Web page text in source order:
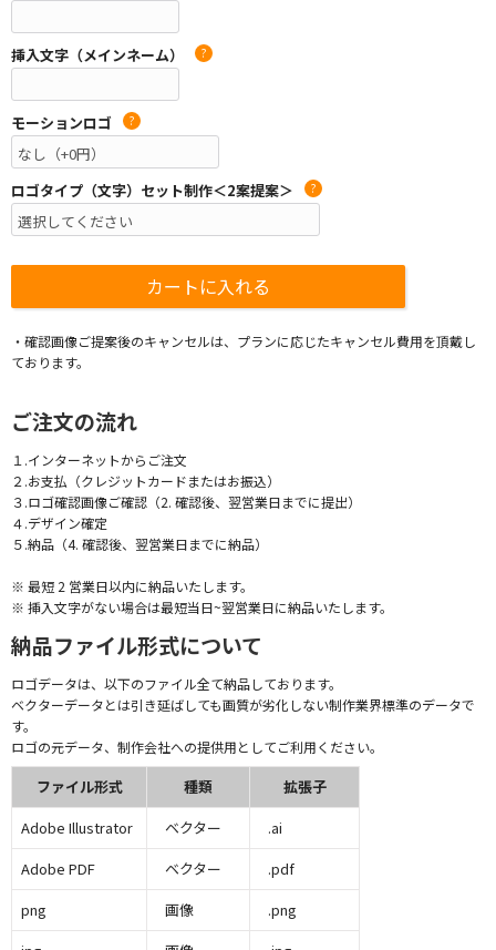
挿入文字（メインネーム） ?
モーションロゴ ?
ロゴタイプ（文字）セット制作＜2案提案＞ ?
・確認画像ご提案後のキャンセルは、プランに応じたキャンセル費用を頂戴し
ております。
ご注文の流れ
１.インターネットからご注文
２.お支払（クレジットカードまたはお振込）
３.ロゴ確認画像ご確認（2. 確認後、翌営業日までに提出）
４.デザイン確定
５.納品（4. 確認後、翌営業日までに納品）
※ 最短 2 営業日以内に納品いたします。
※ 挿入文字がない場合は最短当日~翌営業日に納品いたします。
納品ファイル形式について
ロゴデータは、以下のファイル全て納品しております。
ベクターデータとは引き延ばしても画質が劣化しない制作業界標準のデータで
す。
ロゴの元データ、制作会社への提供用としてご利用ください。
ファイル形式 種類
拡張子
Adobe Illustrator
ベクター
.ai
Adobe PDF
ベクター
.pdf
png
画像
.png